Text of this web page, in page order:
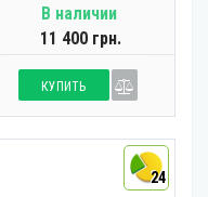
В наличии
11 400 грн.
КУПИТЬ
24